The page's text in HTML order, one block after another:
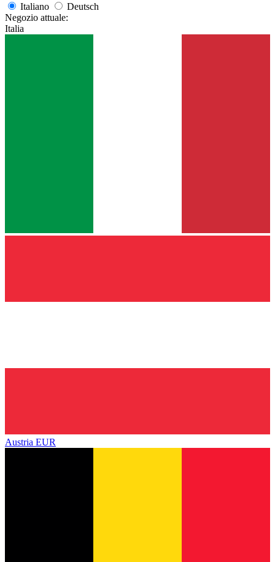
Italiano
Deutsch
Negozio attuale:
Italia
Austria EUR